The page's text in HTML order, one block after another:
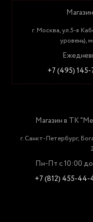
г. Москва, ул.5-я
уровень),
+7 (495) 145-
Магазин в ТК
г. Санкт-Петербург,
Пн-Пт с 10:00
+7 (812) 455-44-